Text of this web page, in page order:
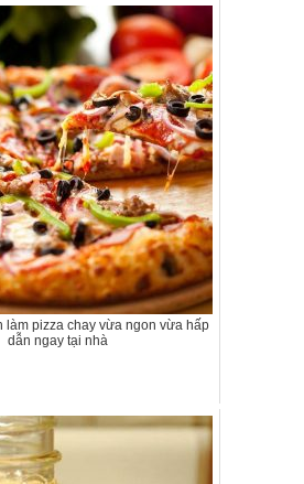
làm pizza chay vừa ngon vừa hấp
dẫn ngay tại nhà